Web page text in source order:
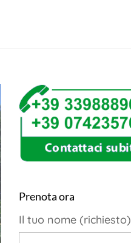
Prenota ora
Il tuo nome (richiesto)